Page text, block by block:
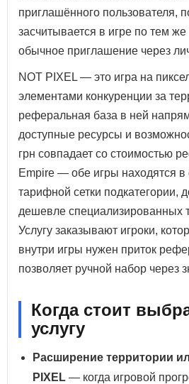
приглашённого пользователя,
засчитывается в игре по тем
обычное приглашение через
NOT PIXEL — это игра на
элементами конкуренции за
реферальная база в ней
доступные ресурсы и
грн совпадает со стоимостью
Empire — обе игры находятся в
тарифной сетки подкатегории,
дешевле специализированных
Услугу заказывают игроки,
внутри игры нужен приток
позволяет ручной набор через
Когда стоит
услугу
Расширение территории
PIXEL — когда игровой